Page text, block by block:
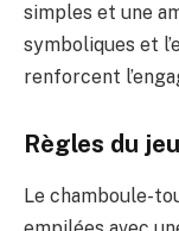
simples et une
symboliques et
renforcent
Règles du
Le chamboule-